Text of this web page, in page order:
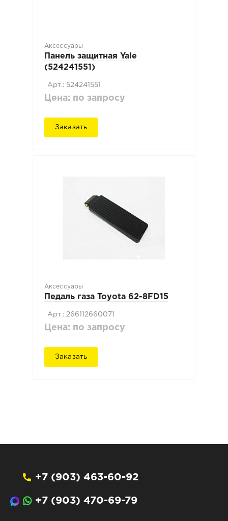
Аксессуары
Панель защитная Yale
(524241551)
Арт.: 524241551
Цена: по запросу
Заказать
Аксессуары
Педаль газа Toyota 62-8FD15
Арт.: 266112660071
Цена: по запросу
Заказать
+7 (903) 463-60-92
+7 (903) 470-69-79